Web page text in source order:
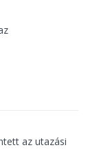
az utazási